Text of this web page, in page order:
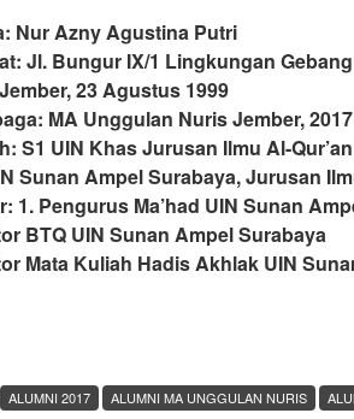
Nur Azny Agustina Putri
Jl. Bungur IX/1 Lingkungan
23 Agustus 1999
MA Unggulan Nuris Jember, 2017
S1 UIN Khas Jurusan Ilmu Al-
Sunan Ampel Surabaya, Jurusan
1. Pengurus Ma’had UIN Sunan
BTQ UIN Sunan Ampel Surabaya
Mata Kuliah Hadis Akhlak UIN
ALUMNI 2017 ALUMNI MA UNGGULAN NURIS